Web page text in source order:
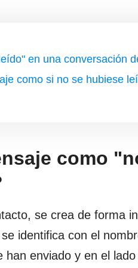
en una conversación
como si no se hubiese
como
se crea de forma
identifica con el
enviado y en el